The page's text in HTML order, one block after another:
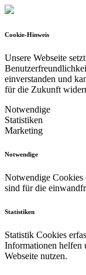
Cookie-Hinweis
Unsere Webseite
einverstanden und
für die Zukunft
Notwendige
Statistiken
Marketing
Notwendige
Notwendige Cookies
sind für die
Statistiken
Statistik Cookies
Informationen helfen
Webseite nutzen.